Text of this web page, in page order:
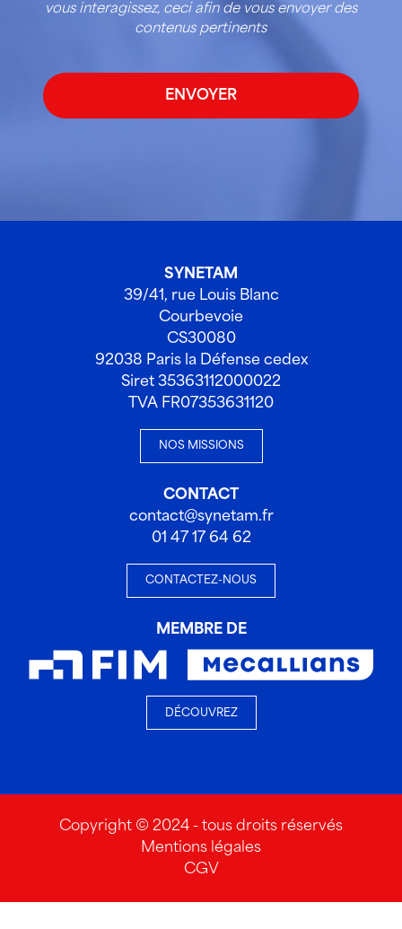
vous interagissez, ceci afin de vous envoyer des
contenus pertinents
SYNETAM
39/41, rue Louis Blanc
Courbevoie
CS30080
92038 Paris la Défense cedex
Siret 35363112000022
TVA FR07353631120
NOS MISSIONS
CONTACT
contact@synetam.fr
01 47 17 64 62
CONTACTEZ-NOUS
MEMBRE DE
DÉCOUVREZ
Copyright © 2024 - tous droits réservés
Mentions légales
CGV